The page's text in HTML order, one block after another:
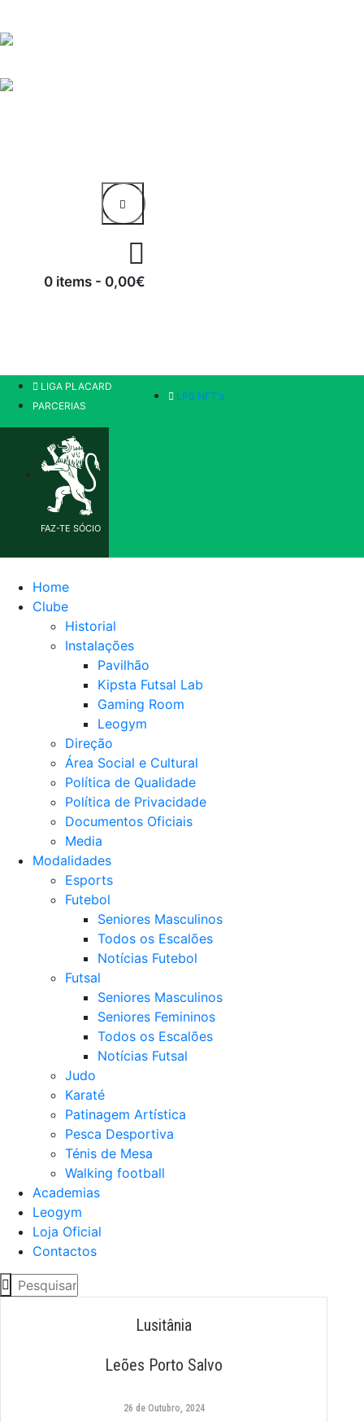
0 items - 0,00€
LIGA PLACARD
PARCERIAS
LPS NFT's
FAZ-TE SÓCIO
Home
Clube
Historial
Instalações
Pavilhão
Kipsta Futsal Lab
Gaming Room
Leogym
Direção
Área Social e Cultural
Política de Qualidade
Política de Privacidade
Documentos Oficiais
Media
Modalidades
Esports
Futebol
Seniores Masculinos
Todos os Escalões
Notícias Futebol
Futsal
Seniores Masculinos
Seniores Femininos
Todos os Escalões
Notícias Futsal
Judo
Karaté
Patinagem Artística
Pesca Desportiva
Ténis de Mesa
Walking football
Academias
Leogym
Loja Oficial
Contactos
Lusitânia
Leões Porto Salvo
26 de Outubro, 2024